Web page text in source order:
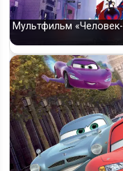
Мультфильм